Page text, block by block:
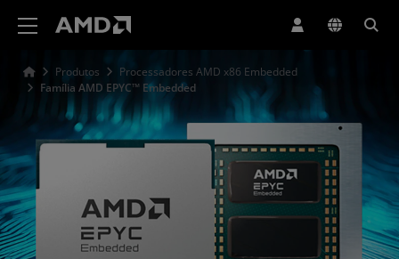
Produtos
Processadores AMD x86 Embedded
Família AMD EPYC™ Embedded